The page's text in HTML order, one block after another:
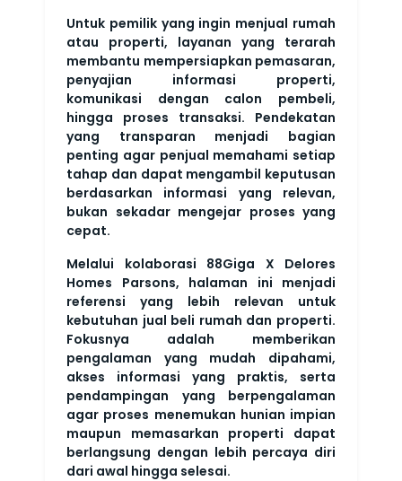
Untuk pemilik yang ingin menjual rumah
atau properti, layanan yang terarah
membantu mempersiapkan pemasaran,
penyajian informasi properti,
komunikasi dengan calon pembeli,
hingga proses transaksi. Pendekatan
yang transparan menjadi bagian
penting agar penjual memahami setiap
tahap dan dapat mengambil keputusan
berdasarkan informasi yang relevan,
bukan sekadar mengejar proses yang
cepat.
Melalui kolaborasi 88Giga X Delores
Homes Parsons, halaman ini menjadi
referensi yang lebih relevan untuk
kebutuhan jual beli rumah dan properti.
Fokusnya adalah memberikan
pengalaman yang mudah dipahami,
akses informasi yang praktis, serta
pendampingan yang berpengalaman
agar proses menemukan hunian impian
maupun memasarkan properti dapat
berlangsung dengan lebih percaya diri
dari awal hingga selesai.